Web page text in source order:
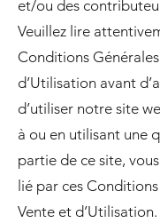
et/ou des
Veuillez lire
Conditions
d’Utilisation avant
d’utiliser notre site
à ou en utilisant une
partie de ce site,
lié par ces
Vente et d’Utilisation.